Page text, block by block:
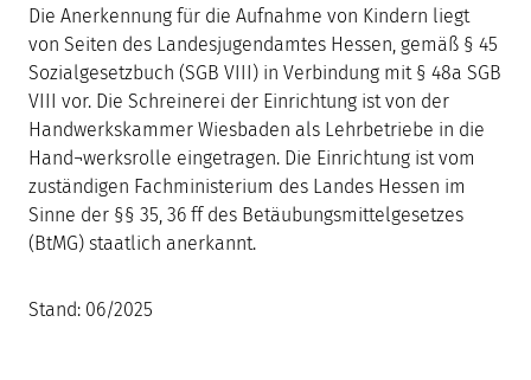
Die Anerkennung für die Aufnahme von Kindern liegt
von Seiten des Landesjugendamtes Hessen, gemäß § 45
Sozialgesetzbuch (SGB VIII) in Verbindung mit § 48a SGB
VIII vor. Die Schreinerei der Einrichtung ist von der
Handwerkskammer Wiesbaden als Lehrbetriebe in die
Hand¬werksrolle eingetragen. Die Einrichtung ist vom
zuständigen Fachministerium des Landes Hessen im
Sinne der §§ 35, 36 ff des Betäubungsmittelgesetzes
(BtMG) staatlich anerkannt.
Stand: 06/2025